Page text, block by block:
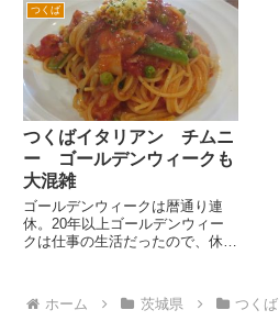
た街道筋のためかそば屋さんがた
くさんあります。国道沿いだけで
も数店のそば屋が見られます。
...
つくば
つくばイタリアン チムニ
ー ゴールデンウィークも
大混雑
ゴールデンウィークは暦通り連
休。20年以上ゴールデンウィー
クは仕事の生活だったので、休み
も混んでいるだろうという前提
で、午後2時頃につくばの人気イ
ホーム 茨城県 つくば